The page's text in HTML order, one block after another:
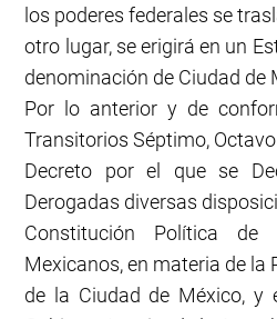
los poderes federales se
otro lugar, se erigirá en un
denominación de Ciudad de
Por lo anterior y de
Transitorios Séptimo,
Decreto por el que se
Derogadas diversas
Constitución Política de
Mexicanos, en materia de la
de la Ciudad de México, y